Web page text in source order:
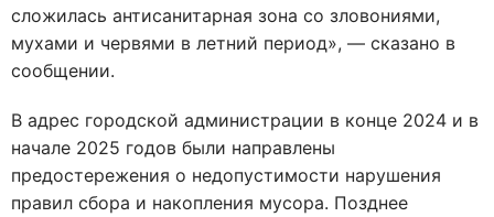
сложилась антисанитарная зона со зловониями,
мухами и червями в летний период», — сказано в
сообщении.
В адрес городской администрации в конце 2024 и в
начале 2025 годов были направлены
предостережения о недопустимости нарушения
правил сбора и накопления мусора. Позднее